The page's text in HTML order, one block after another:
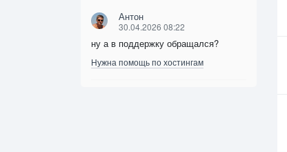
Антон
30.04.2026 08:22
ну а в поддержку обращался?
Нужна помощь по хостингам